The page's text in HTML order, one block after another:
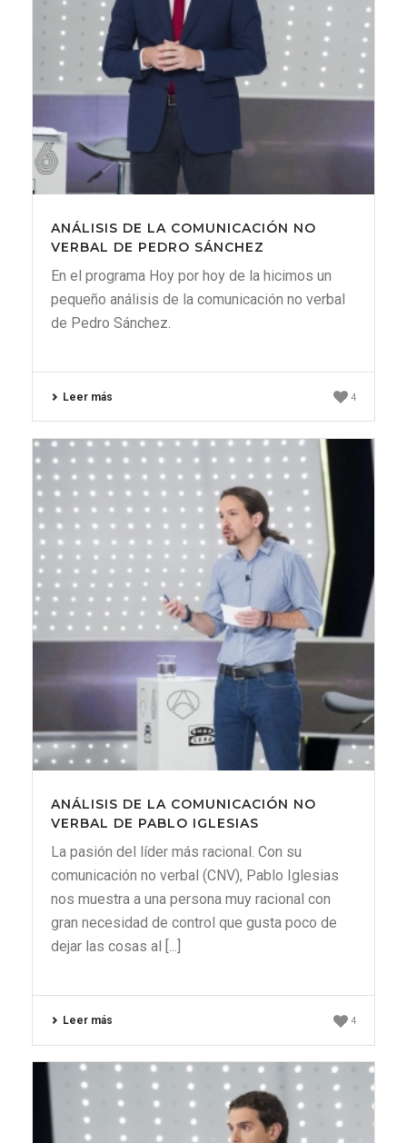
ANÁLISIS DE LA COMUNICACIÓN NO
VERBAL DE PEDRO SÁNCHEZ
En el programa Hoy por hoy de la hicimos un
pequeño análisis de la comunicación no verbal
de Pedro Sánchez.
Leer más 4
ANÁLISIS DE LA COMUNICACIÓN NO
VERBAL DE PABLO IGLESIAS
La pasión del líder más racional. Con su
comunicación no verbal (CNV), Pablo Iglesias
nos muestra a una persona muy racional con
gran necesidad de control que gusta poco de
dejar las cosas al [...]
Leer más 4